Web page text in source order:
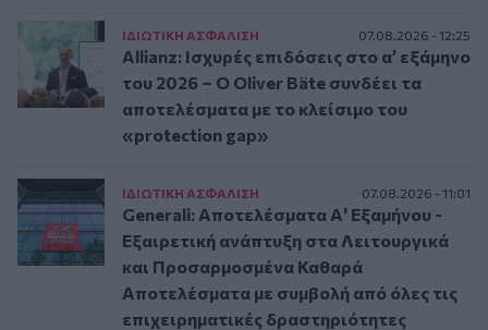
ΙΔΙΩΤΙΚΗ ΑΣΦAΛΙΣΗ 07.08.2026 - 12:25
Allianz: Ισχυρές επιδόσεις στο α’ εξάμηνο
του 2026 – Ο Oliver Bäte συνδέει τα
αποτελέσματα με το κλείσιμο του
«protection gap»
ΙΔΙΩΤΙΚΗ ΑΣΦAΛΙΣΗ 07.08.2026 - 11:01
Generali: Αποτελέσματα Α' Εξαμήνου -
Εξαιρετική ανάπτυξη στα Λειτουργικά
και Προσαρμοσμένα Καθαρά
Αποτελέσματα με συμβολή από όλες τις
επιχειρηματικές δραστηριότητες